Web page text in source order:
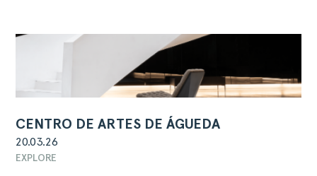
CENTRO DE ARTES DE ÁGUEDA
20.03.26
EXPLORE